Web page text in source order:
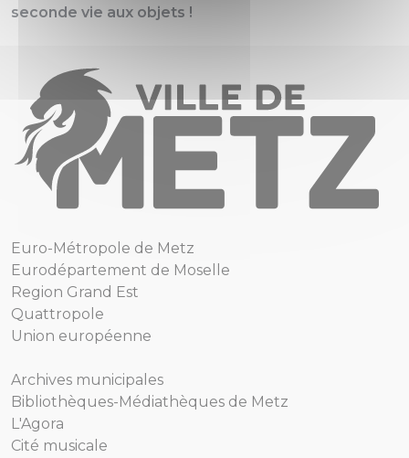
seconde vie aux objets !
Euro-Métropole de Metz
Eurodépartement de Moselle
Region Grand Est
Quattropole
Union européenne
Archives municipales
Bibliothèques-Médiathèques de Metz
L'Agora
Cité musicale